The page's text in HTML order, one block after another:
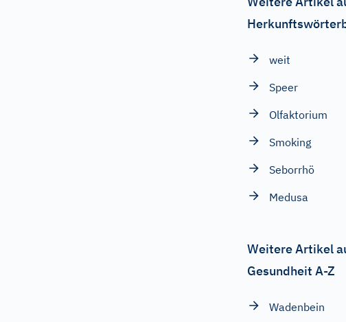
weit
Speer
Olfaktorium
Smoking
Seborrhö
Medusa
Weitere Artikel
Gesundheit A-Z
Wadenbein